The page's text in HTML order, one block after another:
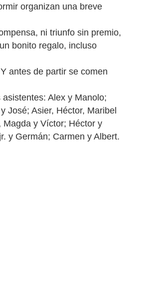
organizan una breve
ni triunfo sin premio,
bonito regalo, incluso
antes de partir se comen
Alex y Manolo;
José; Asier, Héctor, Maribel
Magda y Víctor; Héctor y
y Germán; Carmen y Albert.